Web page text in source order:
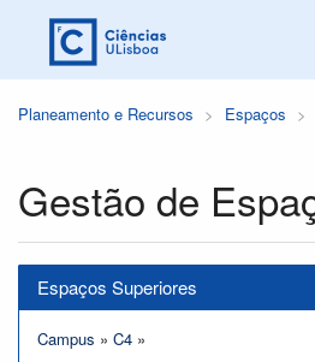
Planeamento e Recursos Espaços
Gestão de
Espaços Superiores
Campus » C4 »